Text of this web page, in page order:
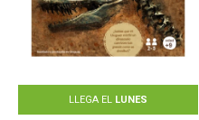
LLEGA EL LUNES